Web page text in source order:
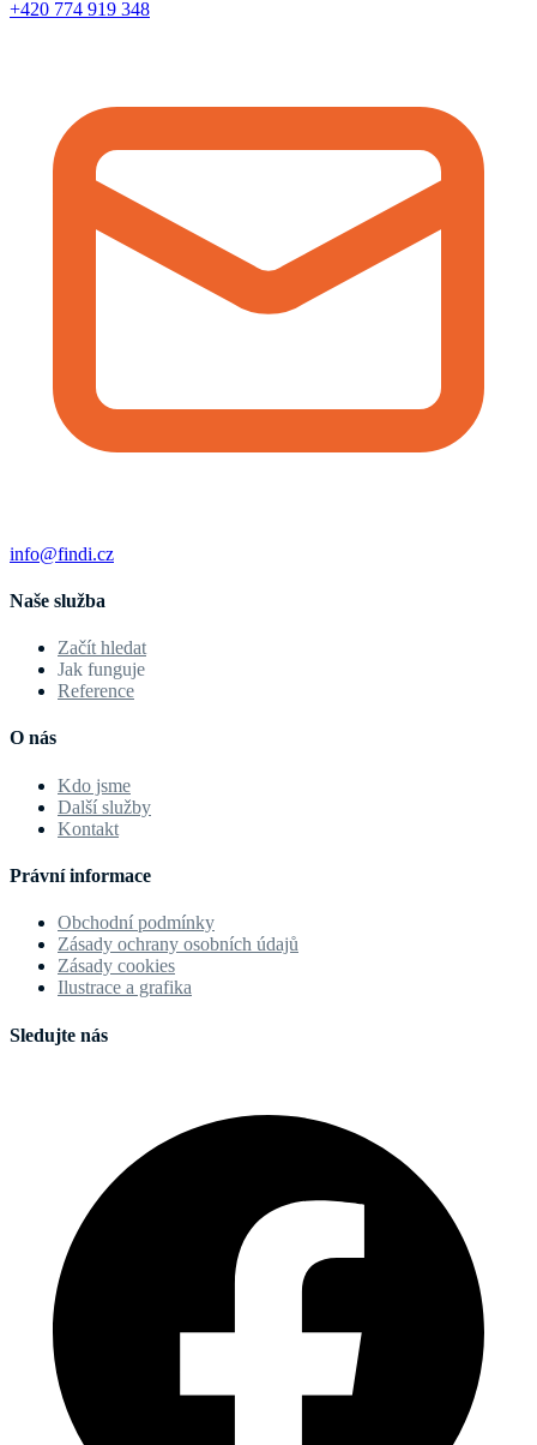
+420 774 919 348
info@findi.cz
Naše služba
Začít hledat
Jak funguje
Reference
O nás
Kdo jsme
Další služby
Kontakt
Právní informace
Obchodní podmínky
Zásady ochrany osobních údajů
Zásady cookies
Ilustrace a grafika
Sledujte nás